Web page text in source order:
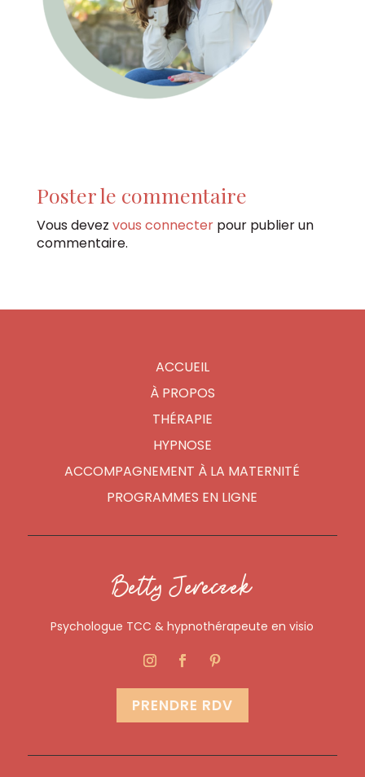
Poster le commentaire
Vous devez vous connecterpour publier un
commentaire.
ACCUEIL
À PROPOS
THÉRAPIE
HYPNOSE
ACCOMPAGNEMENT À LA MATERNITÉ
PROGRAMMES EN LIGNE
Betty Jereczek
Psychologue TCC & hypnothérapeute en visio
PRENDRE RDV